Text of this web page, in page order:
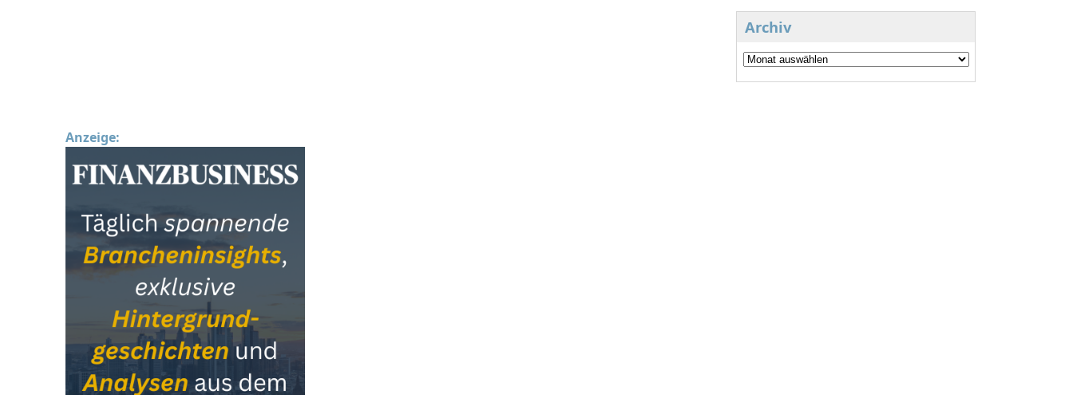
Archiv
Anzeige: